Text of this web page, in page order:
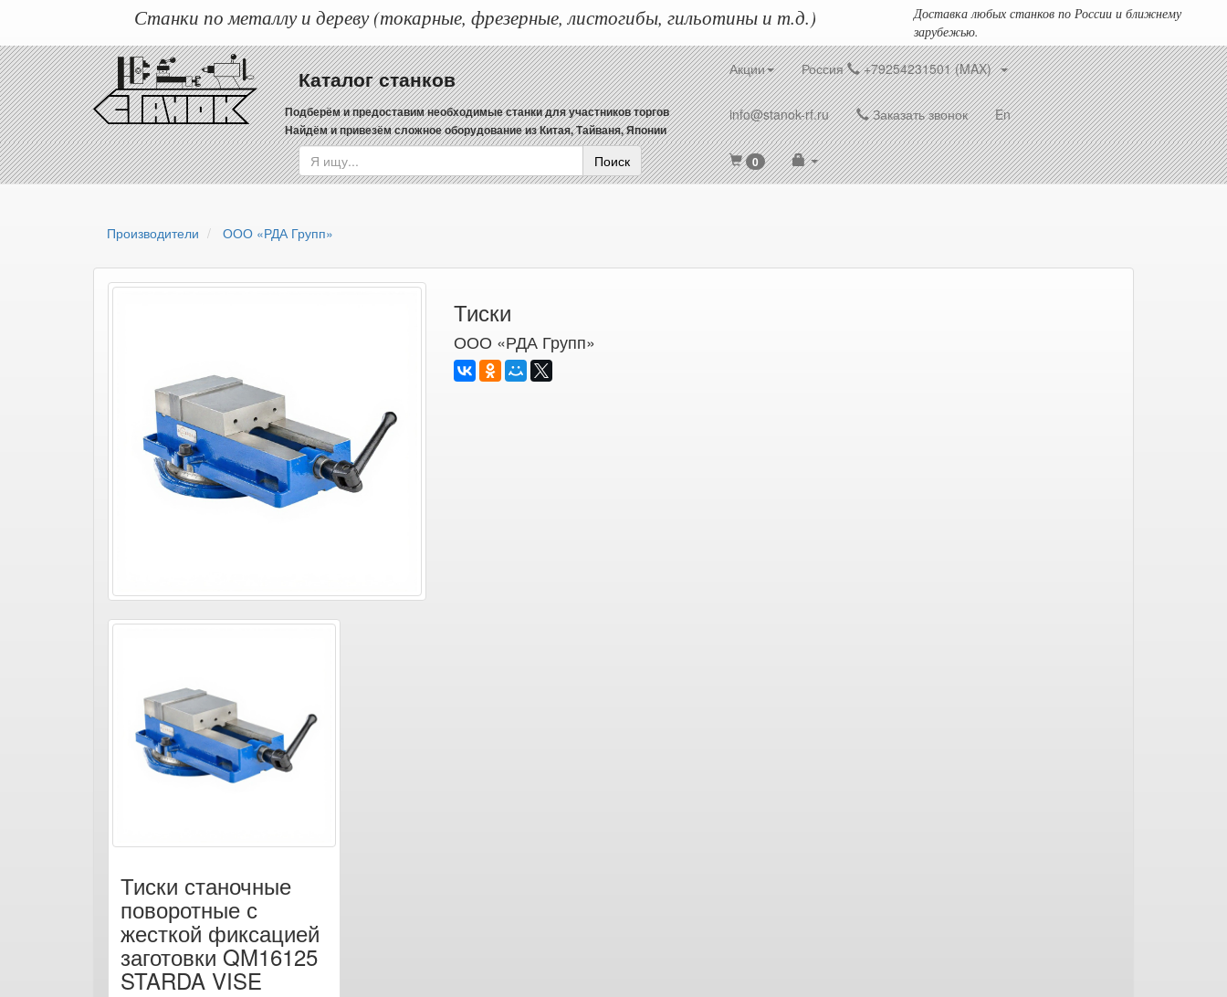
Станки по металлу и дереву (токарные, фрезерные, листогибы, гильотины и т.д.)
Доставка любых станков по России и ближнему
зарубежью.
Каталог станков
Подберём и предоставим необходимые станки для участников торгов
Найдём и привезём сложное оборудование из Китая, Тайваня, Японии
Поиск
Акции Россия +79254231501 (MAX)
info@stanok-rf.ru Заказать звонок En
0
Производители ООО «РДА Групп»
Тиски
ООО «РДА Групп»
Тиски станочные
поворотные с
жесткой фиксацией
заготовки QM16125
STARDA VISE